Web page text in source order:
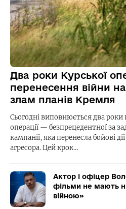
Два роки Курської
перенесення війни
злам планів Кремля
Сьогодні виповнюється два роки
операції — безпрецедентної за
кампанії, яка перенесла бойові
агресора. Цей крок…
Актор і офіцер
фільми не мають
війною»